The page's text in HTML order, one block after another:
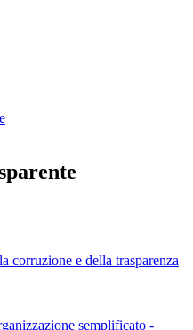
corruzione e della trasparenza
semplificato -